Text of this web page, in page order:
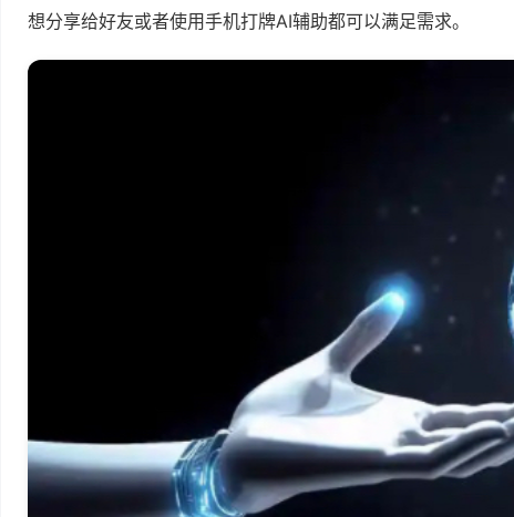
想分享给好友或者使用手机打牌AI辅助都可以满足需求。